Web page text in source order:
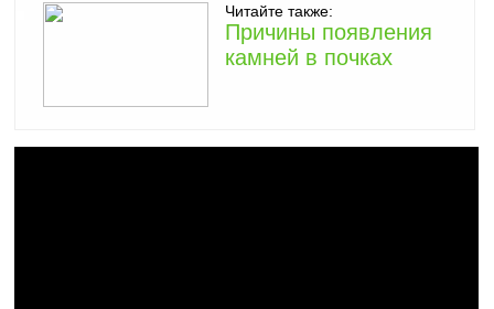
Читайте также:
Причины появления
камней в почках